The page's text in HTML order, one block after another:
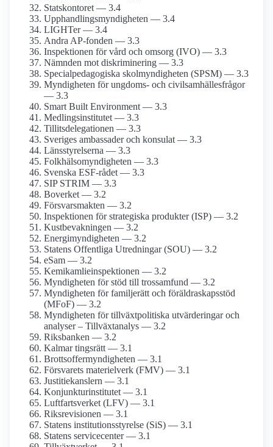
Statskontoret — 3.4
Upphandlings­myndigheten — 3.4
LIGHTer — 3.4
Andra AP-fonden — 3.3
Inspektionen för vård och omsorg (IVO) — 3.3
Nämnden mot diskriminering — 3.3
Special­pedagogiska skol­myndigheten (SPSM) — 3.3
Myndigheten för ungdoms- och civilsamhälles­frågor
— 3.3
Smart Built Environment — 3.3
Medlings­institutet — 3.3
Tillits­delegationen — 3.3
Sveriges ambassader och konsulat — 3.3
Länsstyrelserna — 3.3
Folkhälso­myndigheten — 3.3
Svenska ESF-rådet — 3.3
SIP STRIM — 3.3
Boverket — 3.2
Försvarsmakten — 3.2
Inspektionen för strategiska produkter (ISP) — 3.2
Kust­bevakningen — 3.2
Energi­myndigheten — 3.2
Statens Offentliga Utredningar (SOU) — 3.2
eSam — 3.2
Kemikamlie­inspektionen — 3.2
Myndigheten för stöd till tros­samfund — 3.2
Myndigheten för familjerätt och föräldraskaps­stöd
(MFoF) — 3.2
Myndigheten för tillväxt­politiska utvärderingar och
analyser – Tillväxtanalys — 3.2
Riksbanken — 3.2
Kalmar tingsrätt — 3.1
Brottsoffer­myndigheten — 3.1
Försvarets materielverk (FMV) — 3.1
Justitie­kanslern — 3.1
Konjunktu­rinstitutet — 3.1
Luftfarts­verket (LFV) — 3.1
Riksrevisionen — 3.1
Statens institutions­styrelse (SiS) — 3.1
Statens servicecenter — 3.1